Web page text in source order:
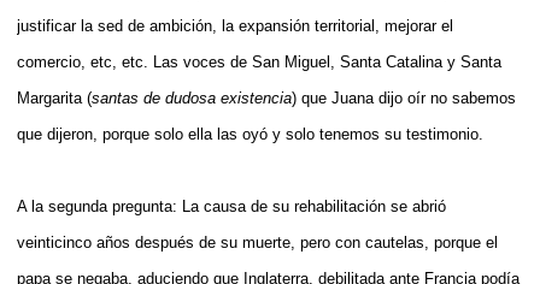
justificar la sed de ambición, la expansión territorial, mejorar el
comercio, etc, etc. Las voces de San Miguel, Santa Catalina y Santa
Margarita (santas de dudosa existencia) que Juana dijo oír no sabemos
que dijeron, porque solo ella las oyó y solo tenemos su testimonio.
A la segunda pregunta: La causa de su rehabilitación se abrió
veinticinco años después de su muerte, pero con cautelas, porque el
papa se negaba, aduciendo que Inglaterra, debilitada ante Francia podía